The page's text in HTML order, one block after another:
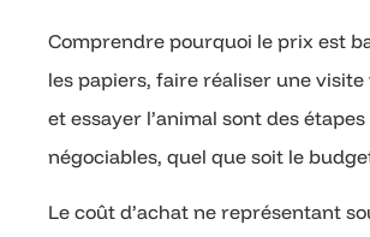
Comprendre pourquoi le prix est
les papiers, faire réaliser une
et essayer l’animal sont des étapes
négociables, quel que soit le
Le coût d’achat ne représentant